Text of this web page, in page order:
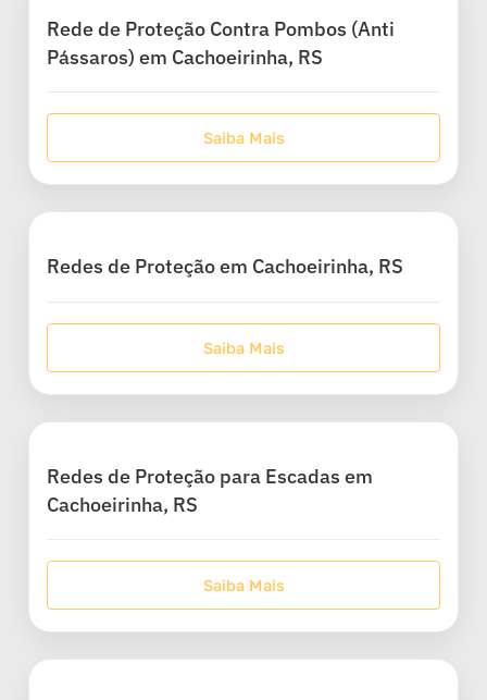
Rede de Proteção Contra Pombos (Anti
Pássaros) em Cachoeirinha, RS
Saiba Mais
Redes de Proteção em Cachoeirinha, RS
Saiba Mais
Redes de Proteção para Escadas em
Cachoeirinha, RS
Saiba Mais